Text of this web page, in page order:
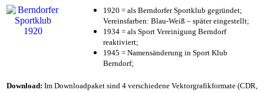
1920 = als Berndorfer Sportklub gegründet;
Vereinsfarben: Blau-Weiß – später eingestellt;
1934 = als Sport Vereinigung Berndorf
reaktiviert;
1945 = Namensänderung in Sport Klub
Berndorf;
Download: Im Downloadpaket sind 4 verschiedene Vektorgrafikformate (CDR,